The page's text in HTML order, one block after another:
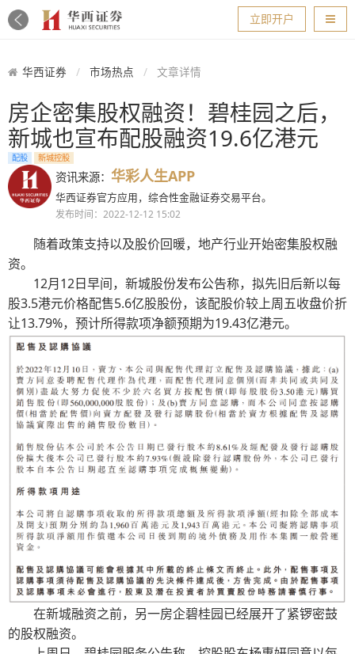
导航
立即开户
华西证券 市场热点 文章详情
房企密集股权融资！碧桂园之后，
新城也宣布配股融资19.6亿港元
配股 新城控股
资讯来源： 华彩人生APP
华西证券官方应用，综合性金融证券交易平台。
发布时间：2022-12-12 15:02
随着政策支持以及股价回暖，地产行业开始密集股权融
资。
12月12日早间，新城股份发布公告称，拟先旧后新以每
股3.5港元价格配售5.6亿股股份，该配股价较上周五收盘价折
让13.79%，预计所得款项净额预期为19.43亿港元。
在新城融资之前，另一房企碧桂园已经展开了紧锣密鼓
的股权融资。